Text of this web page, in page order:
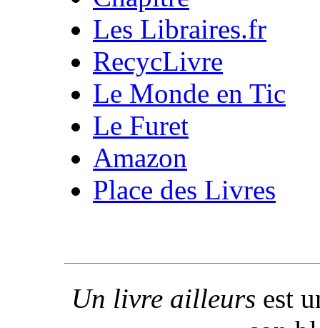
Les Libraires.fr
RecycLivre
Le Monde en Tic
Le Furet
Amazon
Place des Livres
Un livre ailleurs est